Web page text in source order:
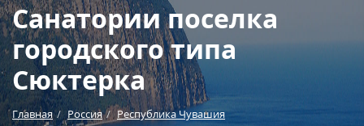
Санатории поселка
городского типа
Сюктерка
Главная Россия
Республика Чувашия